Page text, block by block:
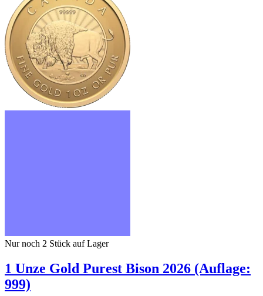
Nur noch 2 Stück auf Lager
1 Unze Gold Purest Bison 2026 (Auflage:
999)